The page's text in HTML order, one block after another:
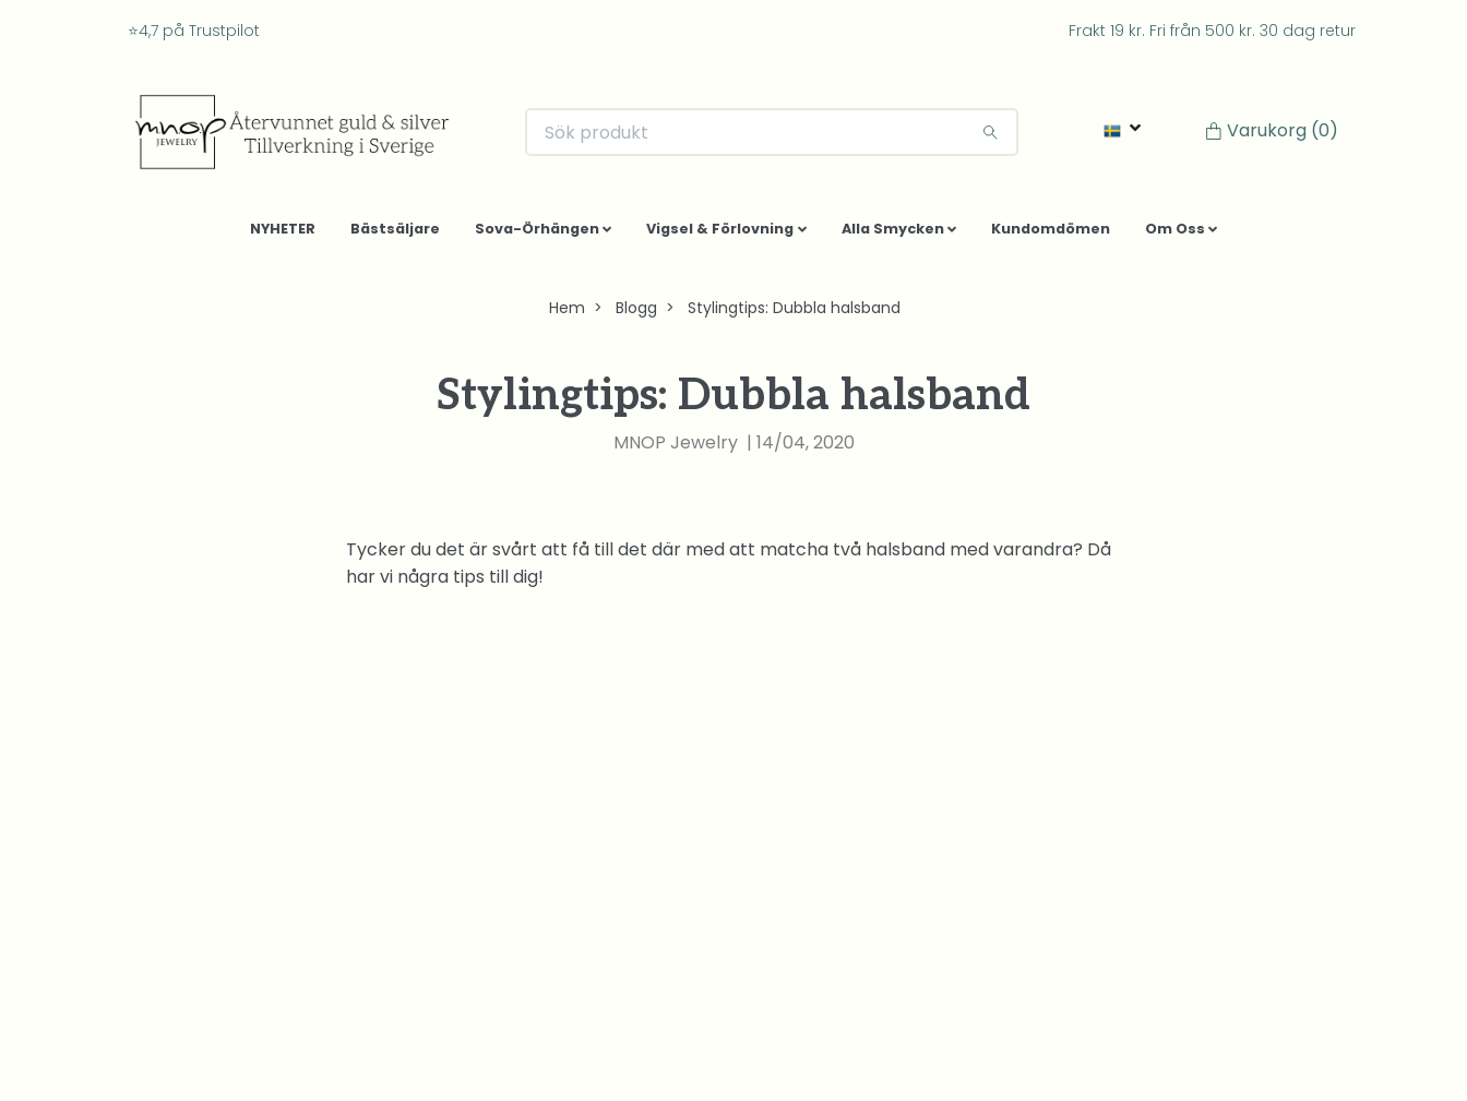
⭐4,7 på Trustpilot Frakt 19 kr. Fri från 500 kr. 30 dag retur
Varukorg (0)
NYHETER Bästsäljare Sova-Örhängen Vigsel & Förlovning Alla Smycken Kundomdömen Om Oss
Hem Blogg Stylingtips: Dubbla halsband
Stylingtips: Dubbla halsband
MNOP Jewelry | 14/04, 2020
Tycker du det är svårt att få till det där med att matcha två halsband med varandra? Då
har vi några tips till dig!